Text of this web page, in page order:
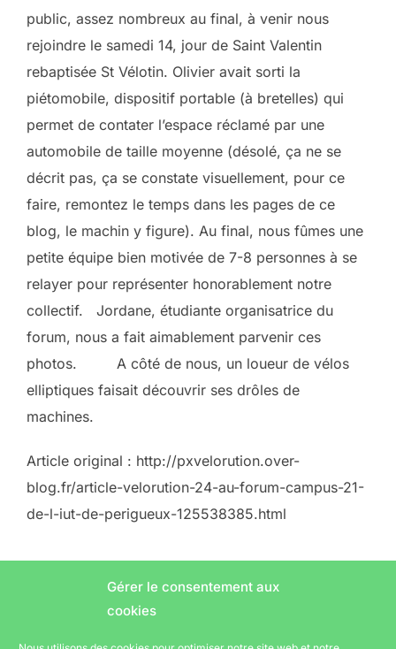
Gérer le consentement aux
cookies
public, assez nombreux au final, à venir nous
rejoindre le samedi 14, jour de Saint Valentin
rebaptisée St Vélotin. Olivier avait sorti la
piétomobile, dispositif portable (à bretelles) qui
permet de contater l’espace réclamé par une
automobile de taille moyenne (désolé, ça ne se
décrit pas, ça se constate visuellement, pour ce
faire, remontez le temps dans les pages de ce
blog, le machin y figure). Au final, nous fûmes une
petite équipe bien motivée de 7-8 personnes à se
relayer pour représenter honorablement notre
collectif. Jordane, étudiante organisatrice du
forum, nous a fait aimablement parvenir ces
photos. A côté de nous, un loueur de vélos
elliptiques faisait découvrir ses drôles de
machines.
Article original : http://pxvelorution.over-
blog.fr/article-velorution-24-au-forum-campus-21-
de-l-iut-de-perigueux-125538385.html